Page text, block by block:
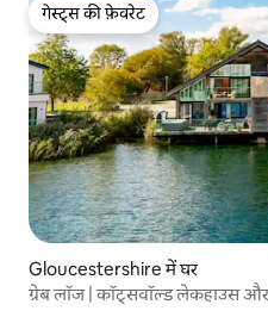
गेस्ट्स की फ़ेवरेट
गेस्ट्स की फ़ेवरेट
Gloucestershire में घर
ग्रेब लॉज | कॉट्सवॉल्ड लेकहाउस